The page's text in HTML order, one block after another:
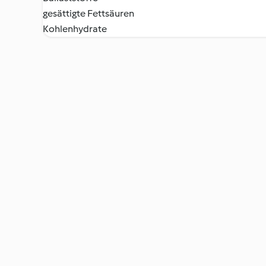
gesättigte Fettsäuren
Kohlenhydrate